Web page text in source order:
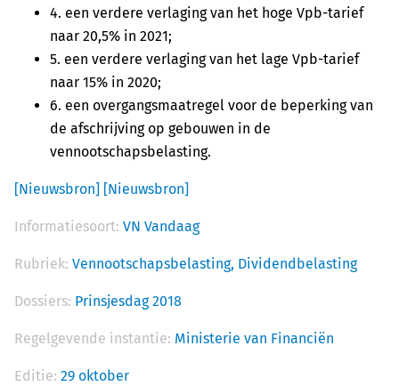
4. een verdere verlaging van het hoge Vpb-tarief
naar 20,5% in 2021;
5. een verdere verlaging van het lage Vpb-tarief
naar 15% in 2020;
6. een overgangsmaatregel voor de beperking van
de afschrijving op gebouwen in de
vennootschapsbelasting.
[Nieuwsbron] [Nieuwsbron]
Informatiesoort: VN Vandaag
Rubriek: Vennootschapsbelasting, Dividendbelasting
Dossiers: Prinsjesdag 2018
Regelgevende instantie: Ministerie van Financiën
Editie: 29 oktober